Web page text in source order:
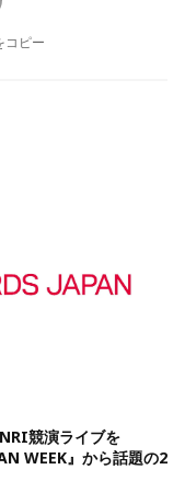
コピー
競演ライブを
WEEK』から話題の2